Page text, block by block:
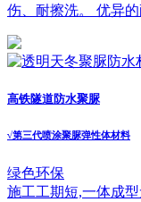
伤、耐擦洗。 优异
高铁隧道防水聚脲
√第三代喷涂聚脲弹性体材料
绿色环保
施工工期短,一体成